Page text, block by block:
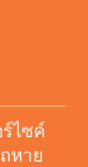
ไซค์
หาย